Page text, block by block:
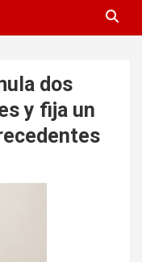
dos
y fija un